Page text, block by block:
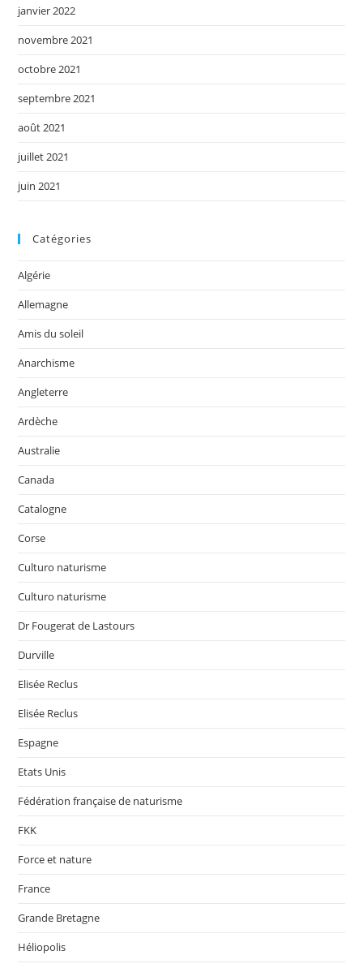
janvier 2022
novembre 2021
octobre 2021
septembre 2021
août 2021
juillet 2021
juin 2021
Catégories
Algérie
Allemagne
Amis du soleil
Anarchisme
Angleterre
Ardèche
Australie
Canada
Catalogne
Corse
Culturo naturisme
Culturo naturisme
Dr Fougerat de Lastours
Durville
Elisée Reclus
Elisée Reclus
Espagne
Etats Unis
Fédération française de naturisme
FKK
Force et nature
France
Grande Bretagne
Héliopolis